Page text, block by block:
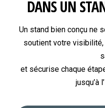
DANS UN
Un stand bien conçu ne
soutient votre
et sécurise chaque
jusqu’à